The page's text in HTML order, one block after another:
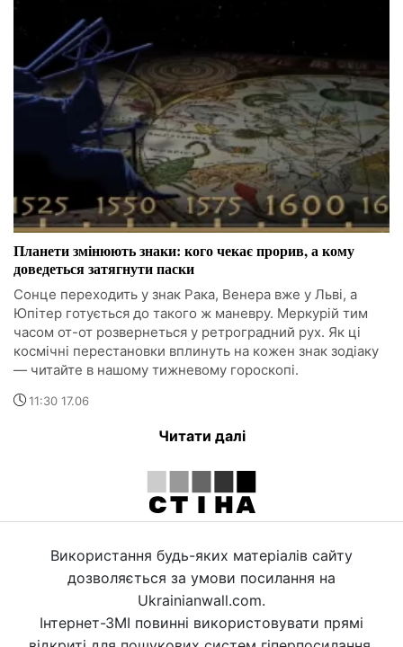
Планети змінюють знаки: кого чекає прорив, а кому
доведеться затягнути паски
Сонце переходить у знак Рака, Венера вже у Льві, а
Юпітер готується до такого ж маневру. Меркурій тим
часом от-от розвернеться у ретроградний рух. Як ці
космічні перестановки вплинуть на кожен знак зодіаку
— читайте в нашому тижневому гороскопі.
11:30 17.06
Читати далі
Використання будь-яких матеріалів сайту
дозволяється за умови посилання на
Ukrainianwall.com.
Інтернет-ЗМІ повинні використовувати прямі